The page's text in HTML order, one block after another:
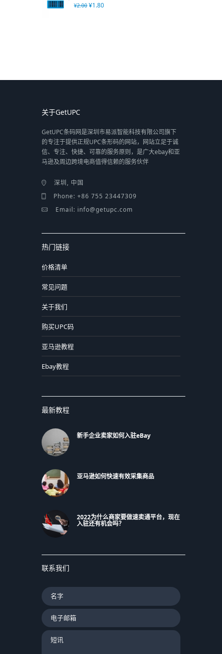
¥2.00 ¥1.80
关于GetUPC
GetUPC条码网是深圳市易派智能科技有限公司旗下
的专注于提供正规UPC条形码的网站，网站立足于诚
信、专注、快捷、可靠的服务原则，是广大ebay和亚
马逊及周边跨境电商值得信赖的服务伙伴
深圳, 中国
Phone: +86 755 23447309
Email: info@getupc.com
热门链接
价格清单
常见问题
关于我们
购买UPC码
亚马逊教程
Ebay教程
最新教程
新手企业卖家如何入驻eBay
亚马逊如何快速有效采集商品
2022为什么商家要做速卖通平台，现在
入驻还有机会吗？
联系我们